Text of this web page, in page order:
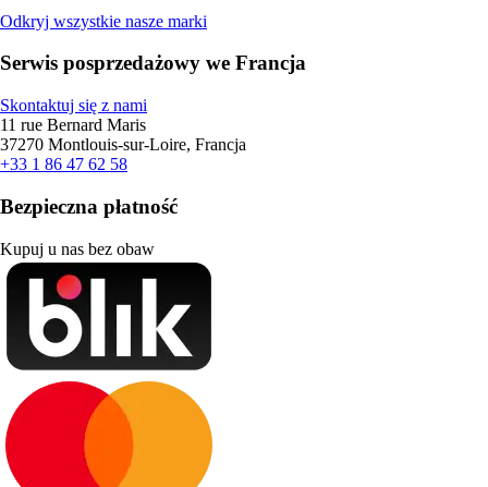
Odkryj wszystkie nasze marki
Serwis posprzedażowy we Francja
Skontaktuj się z nami
11 rue Bernard Maris
37270 Montlouis-sur-Loire, Francja
+33 1 86 47 62 58
Bezpieczna płatność
Kupuj u nas bez obaw